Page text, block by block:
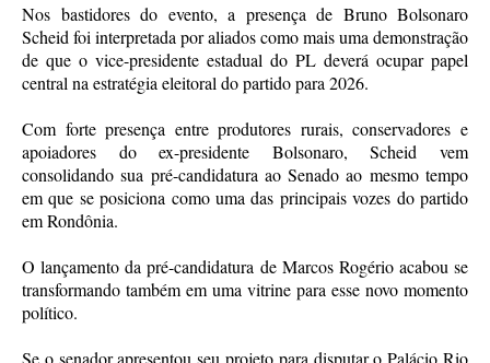
Nos bastidores do evento, a presença de Bruno Bolsonaro
Scheid foi interpretada por aliados como mais uma demonstração
de que o vice-presidente estadual do PL deverá ocupar papel
central na estratégia eleitoral do partido para 2026.
Com forte presença entre produtores rurais, conservadores e
apoiadores do ex-presidente Bolsonaro, Scheid vem
consolidando sua pré-candidatura ao Senado ao mesmo tempo
em que se posiciona como uma das principais vozes do partido
em Rondônia.
O lançamento da pré-candidatura de Marcos Rogério acabou se
transformando também em uma vitrine para esse novo momento
político.
Se o senador apresentou seu projeto para disputar o Palácio Rio